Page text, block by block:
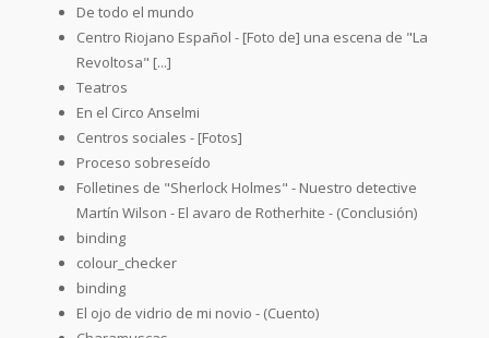
De todo el mundo
Centro Riojano Español - [Foto de] una escena de "La
Revoltosa" [...]
Teatros
En el Circo Anselmi
Centros sociales - [Fotos]
Proceso sobreseído
Folletines de "Sherlock Holmes" - Nuestro detective
Martín Wilson - El avaro de Rotherhite - (Conclusión)
binding
colour_checker
binding
El ojo de vidrio de mi novio - (Cuento)